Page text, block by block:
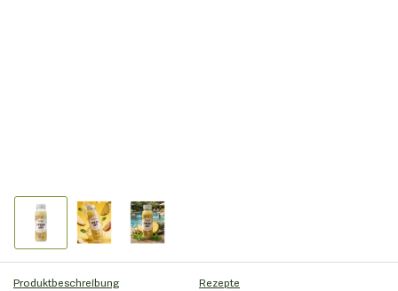
Produktbeschreibung Rezepte